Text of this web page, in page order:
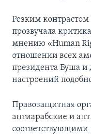
Резким
прозвучала
мнению «Human
отношении всех
президента Буша и
настроений
Правозащитная
антиарабские и
соответствующими